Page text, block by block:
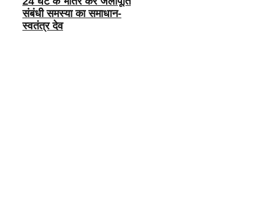
संबंधी समस्या का समाधान-
स्वतंत्र देव